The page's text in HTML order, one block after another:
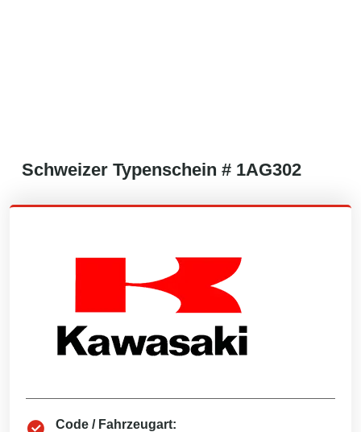
Schweizer Typenschein # 1AG302
Code / Fahrzeugart: